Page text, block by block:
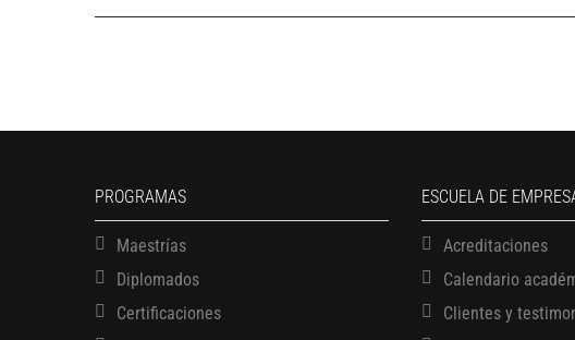
PROGRAMAS
Maestrías
Diplomados
Certificaciones
ESCUELA DE
Acreditaciones
Calendario
Clientes y